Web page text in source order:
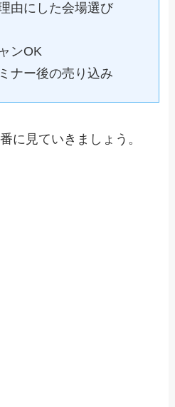
由にした会場選び
ンOK
ナー後の売り込み
に見ていきましょう。